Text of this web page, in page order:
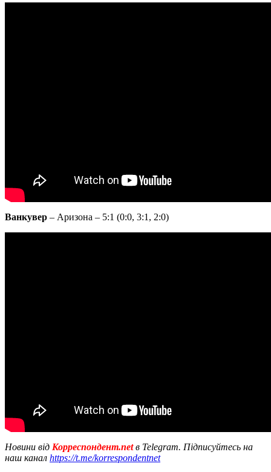
Ванкувер – Аризона – 5:1 (0:0, 3:1, 2:0)
Новини від Корреспондент.netв Telegram. Підписуйтесь на
наш канал https://t.me/korrespondentnet